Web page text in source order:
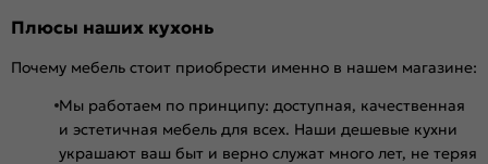
Плюсы наших кухонь
Почему мебель стоит приобрести именно в нашем магазине:
Мы работаем по принципу: доступная, качественная
и эстетичная мебель для всех. Наши дешевые кухни
украшают ваш быт и верно служат много лет, не теряя